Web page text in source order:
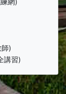
網)
)
講習)